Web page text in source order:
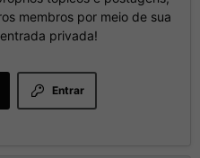
membros por meio de sua
privada!
Entrar